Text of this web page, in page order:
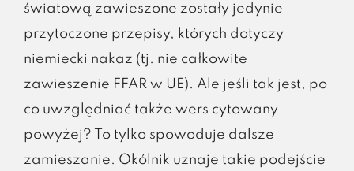
światową zawieszone zostały jedynie
przytoczone przepisy, których dotyczy
niemiecki nakaz (tj. nie całkowite
zawieszenie FFAR w UE). Ale jeśli tak jest, po
co uwzględniać także wers cytowany
powyżej? To tylko spowoduje dalsze
zamieszanie. Okólnik uznaje takie podejście